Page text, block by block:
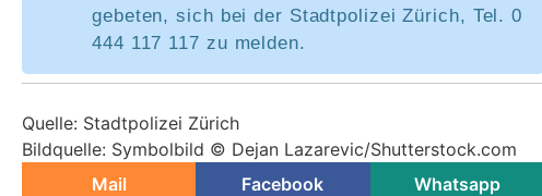
gebeten, sich bei der Stadtpolizei Zürich, Tel. 0
444 117 117 zu melden.
Quelle: Stadtpolizei Zürich
Bildquelle: Symbolbild © Dejan Lazarevic/Shutterstock.com
Mail
Facebook Whatsapp